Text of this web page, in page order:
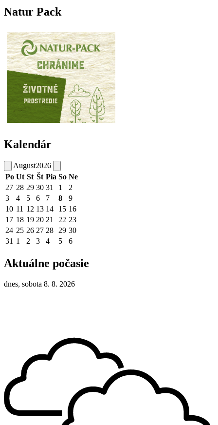
Natur Pack
Kalendár
August2026
Po Ut St Št Pia So Ne
27 28 29 30 31 1
2
3
4 5 6 7 8
9
10 11 12 13 14 15 16
17 18 19 20 21 22 23
24 25 26 27 28 29 30
31 1 2 3 4 5 6
Aktuálne počasie
dnes, sobota 8. 8. 2026